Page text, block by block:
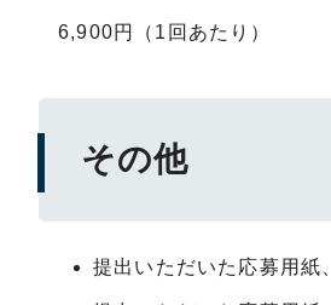
6,900円（1回あたり）
その他
提出いただいた応募用紙